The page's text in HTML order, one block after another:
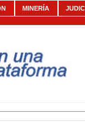
MINERÍA